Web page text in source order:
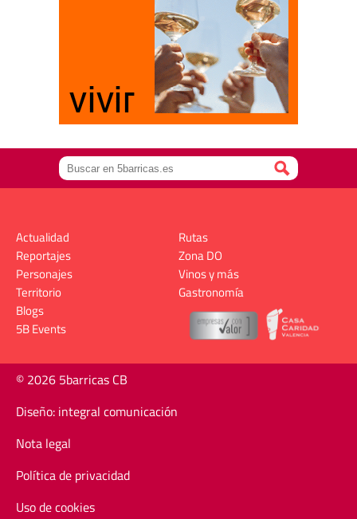
Actualidad
Reportajes
Personajes
Territorio
Rutas
Zona DO
Vinos y más
Gastronomía
Blogs
5B Events
© 2026 5barricas CB
Diseño: integral comunicación
Nota legal
Política de privacidad
Uso de cookies